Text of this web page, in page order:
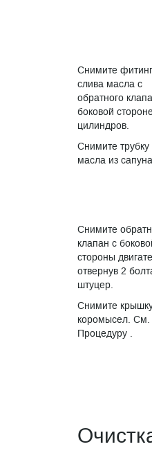
Снимите
слива масла с
обратного
боковой
цилиндров.
Снимите трубку
масла из
Снимите
клапан с
стороны
отвернув 2
штуцер.
Снимите
коромысел. См.
Процедуру .